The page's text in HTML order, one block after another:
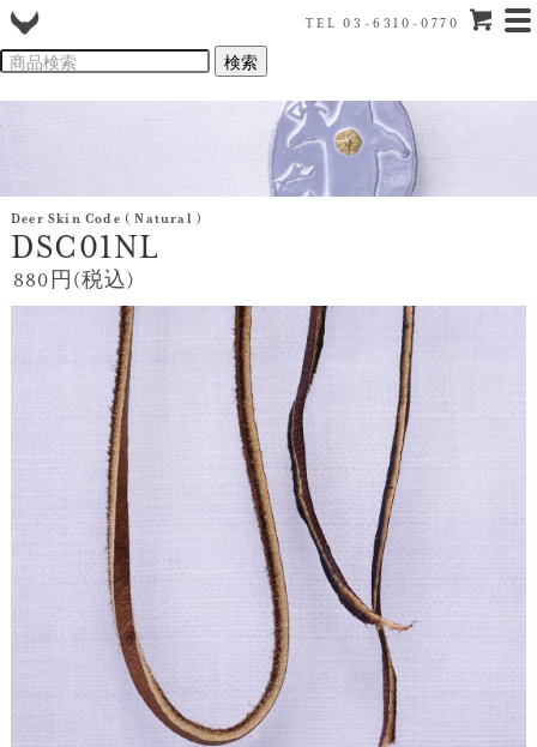
TEL 03-6310-0770
Deer Skin Code ( Natural )
DSC01NL
880円(税込)